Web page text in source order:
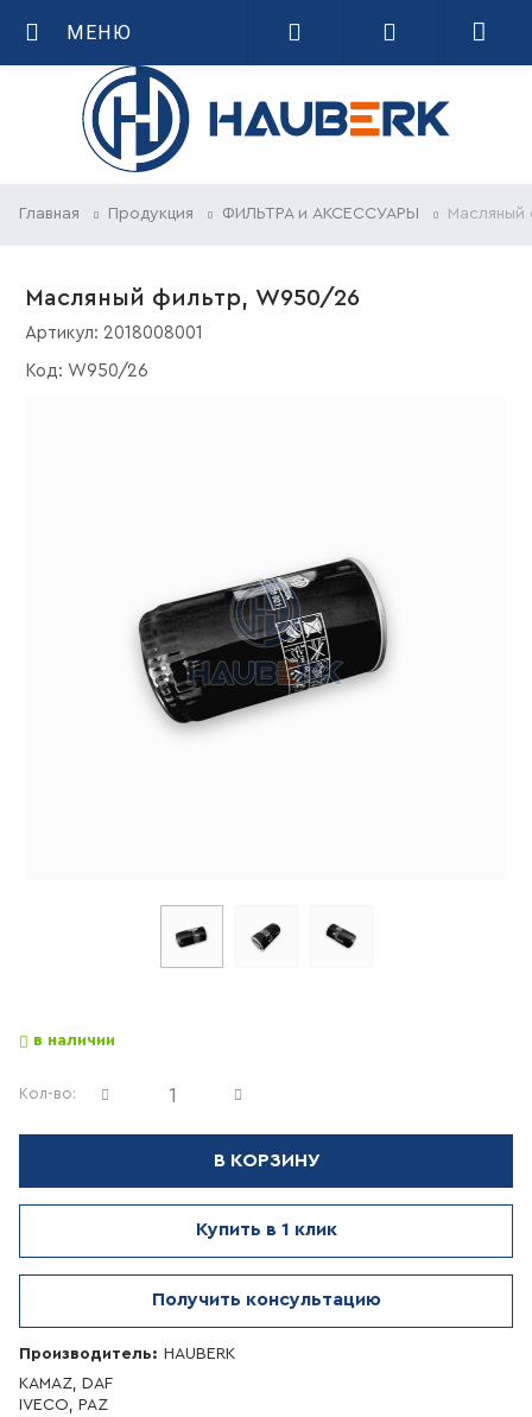
МЕНЮ
Главная Продукция ФИЛЬТРА и АКСЕССУАРЫ
Масляный фильтр, W950/26
Артикул: 2018008001
Код: W950/26
в наличии
Кол-во:
В КОРЗИНУ
Купить в 1 клик
Получить консультацию
Производитель: HAUBERK
KAMAZ, DAF
IVECO, PAZ